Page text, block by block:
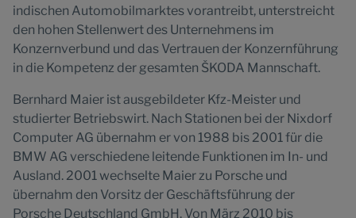
indischen Automobilmarktes vorantreibt, unterstreicht
den hohen Stellenwert des Unternehmens im
Konzernverbund und das Vertrauen der Konzernführung
in die Kompetenz der gesamten ŠKODA Mannschaft.
Bernhard Maier ist ausgebildeter Kfz-Meister und
studierter Betriebswirt. Nach Stationen bei der Nixdorf
Computer AG übernahm er von 1988 bis 2001 für die
BMW AG verschiedene leitende Funktionen im In- und
Ausland. 2001 wechselte Maier zu Porsche und
übernahm den Vorsitz der Geschäftsführung der
Porsche Deutschland GmbH. Von März 2010 bis